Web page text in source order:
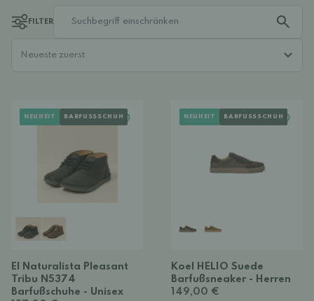
FILTER
NEUHEIT BARFUSSSCHUH
El Naturalista Pleasant
Tribu N5374
Barfußschuhe - Unisex
NEUHEIT BARFUSSSCHUH
Koel HELIO Suede
Barfußsneaker - Herren
149,00 €